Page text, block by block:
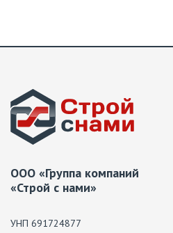
ООО «Группа компаний
«Строй с нами»
УНП 691724877